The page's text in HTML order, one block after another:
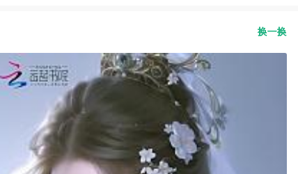
换一换